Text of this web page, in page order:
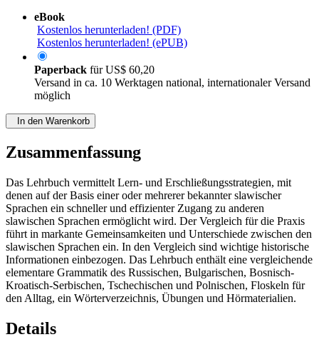
eBook
Kostenlos herunterladen! (PDF)
Kostenlos herunterladen! (ePUB)
Paperback fürUS$ 60,20
Versand in ca. 10 Werktagen national, internationaler Versand
möglich
In den Warenkorb
Zusammenfassung
Das Lehrbuch vermittelt Lern- und Erschließungsstrategien, mit
denen auf der Basis einer oder mehrerer bekannter slawischer
Sprachen ein schneller und effizienter Zugang zu anderen
slawischen Sprachen ermöglicht wird. Der Vergleich für die Praxis
führt in markante Gemeinsamkeiten und Unterschiede zwischen den
slawischen Sprachen ein. In den Vergleich sind wichtige historische
Informationen einbezogen. Das Lehrbuch enthält eine vergleichende
elementare Grammatik des Russischen, Bulgarischen, Bosnisch-
Kroatisch-Serbischen, Tschechischen und Polnischen, Floskeln für
den Alltag, ein Wörterverzeichnis, Übungen und Hörmaterialien.
Details